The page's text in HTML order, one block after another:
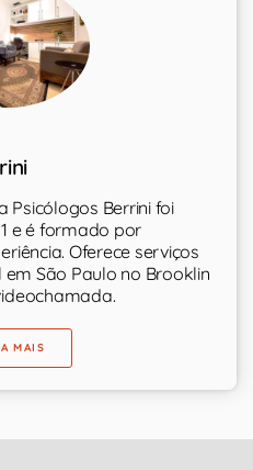
Psicólogos Berrini foi
e é formado por
Oferece serviços
São Paulo no Brooklin
MAIS